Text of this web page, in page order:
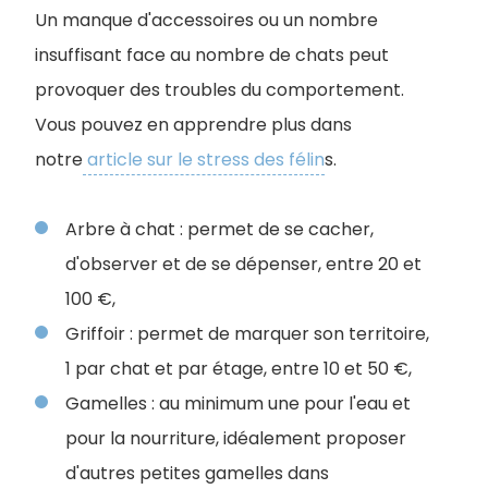
Un manque d'accessoires ou un nombre
insuffisant face au nombre de chats peut
provoquer des troubles du comportement.
Vous pouvez en apprendre plus dans
notrearticle sur le stress des félins.
Arbre à chat : permet de se cacher,
d'observer et de se dépenser, entre 20 et
100 €,
Griffoir : permet de marquer son territoire,
1 par chat et par étage, entre 10 et 50 €,
Gamelles : au minimum une pour l'eau et
pour la nourriture, idéalement proposer
d'autres petites gamelles dans